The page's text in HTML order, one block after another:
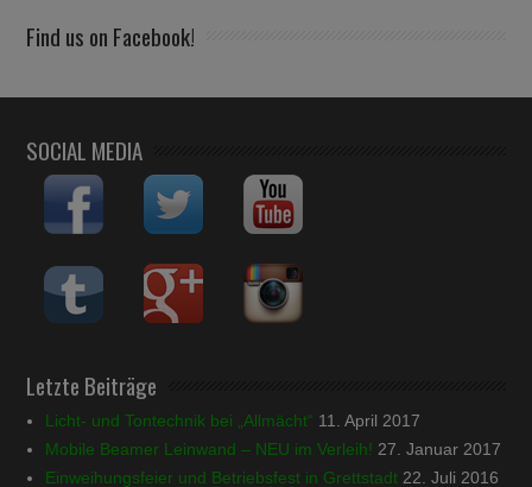
Find us on Facebook!
SOCIAL MEDIA
Letzte Beiträge
Licht- und Tontechnik bei „Allmächt“ 11. April 2017
Mobile Beamer Leinwand – NEU im Verleih! 27. Januar 2017
Einweihungsfeier und Betriebsfest in Grettstadt 22. Juli 2016